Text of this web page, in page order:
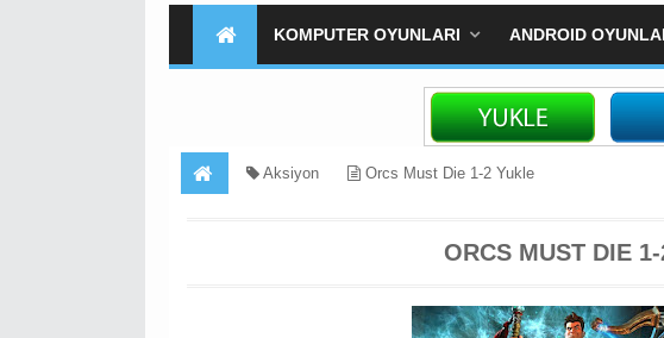
KOMPUTER OYUNLARI ANDROID
Aksiyon Orcs Must Die 1-2 Yukle
ORCS MUST DIE